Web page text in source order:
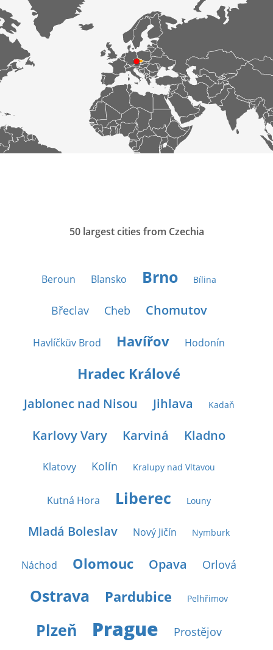
50 largest cities from Czechia
Beroun Blansko Brno Bílina
Břeclav Cheb Chomutov
Havlíčkŭv Brod Havířov Hodonín
Hradec Králové
Jablonec nad Nisou Jihlava Kadaň
Karlovy Vary Karviná Kladno
Klatovy Kolín Kralupy nad Vltavou
Kutná Hora Liberec Louny
Mladá Boleslav Nový Jičín Nymburk
Náchod Olomouc Opava Orlová
Ostrava Pardubice Pelhřimov
Plzeň Prague Prostějov